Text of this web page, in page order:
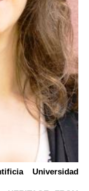
Universidad